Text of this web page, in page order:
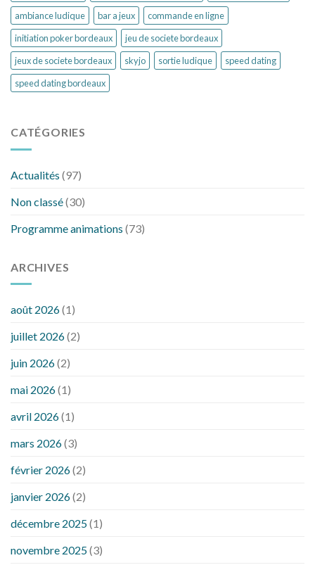
ambiance ludique
bar a jeux
commande en ligne
initiation poker bordeaux
jeu de societe bordeaux
jeux de societe bordeaux
skyjo sortie ludique
speed dating
speed dating bordeaux
CATÉGORIES
Actualités (97)
Non classé(30)
Programme animations (73)
ARCHIVES
août 2026(1)
juillet 2026(2)
juin 2026(2)
mai 2026(1)
avril 2026(1)
mars 2026(3)
février 2026(2)
janvier 2026(2)
décembre 2025(1)
novembre 2025(3)